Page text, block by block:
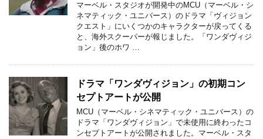
マーベル・スタジオが開発中のMCU（マーベル・シ
ネマティック・ユニバース）のドラマ「ヴィジョン
クエスト」にいくつかのキャラクターが戻ってくる
と、海外スクーパーが報じました。「ワンダヴィジ
ョン」後のホワ …
ドラマ「ワンダヴィジョン」の初期コン
セプトアートが公開
MCU（マーベル・シネマティック・ユニバース）の
ドラマ「ワンダヴィジョン」で未使用に終わったコ
ンセプトアートが公開されました。マーベル・スタ